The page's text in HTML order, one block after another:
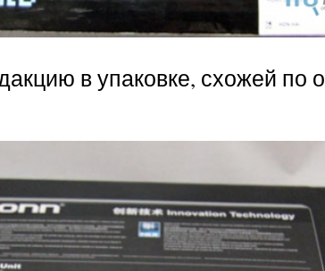
в упаковке, схожей